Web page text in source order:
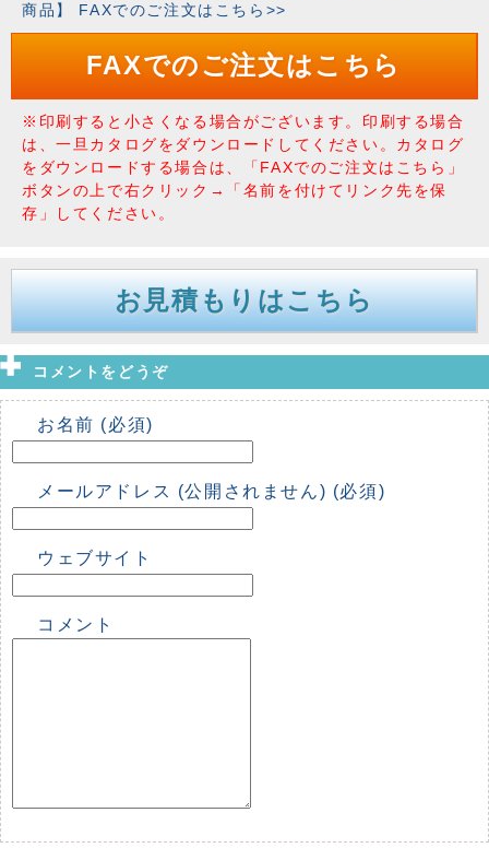
商品】 FAXでのご注文はこちら>>
FAXでのご注文はこちら
※印刷すると小さくなる場合がございます。印刷する場合
は、一旦カタログをダウンロードしてください。カタログ
をダウンロードする場合は、「FAXでのご注文はこちら」
ボタンの上で右クリック→「名前を付けてリンク先を保
存」してください。
お見積もりはこちら
コメントをどうぞ
お名前 (必須)
メールアドレス (公開されません) (必須)
ウェブサイト
コメント